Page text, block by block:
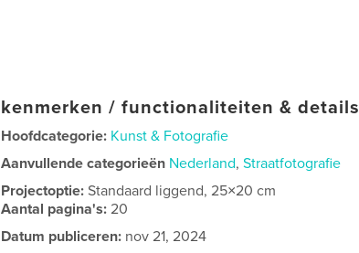
kenmerken / functionaliteiten & details
Hoofdcategorie: Kunst & Fotografie
Aanvullende categorieën Nederland,Straatfotografie
Projectoptie:Standaard liggend, 25×20 cm
Aantal pagina's:20
Datum publiceren: nov 21, 2024